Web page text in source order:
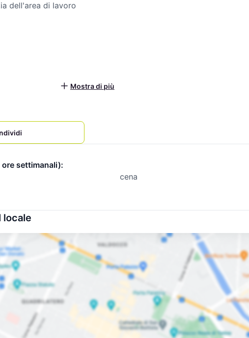
dell'area di lavoro
Mostra di più
settimanali):
cena
locale